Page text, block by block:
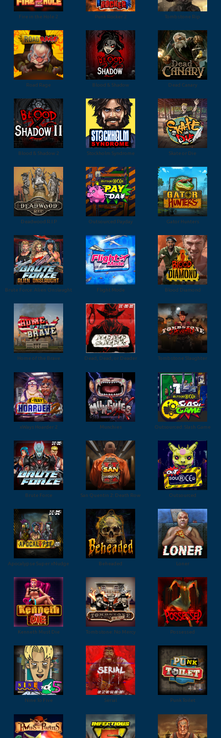
Fire in the Hole 2 Punk Rocker 2 Tombstone Rip
Road Rage Blood & Shadow Dead Canary
Blood & Shadow 2 Stockholm Syndrome Skate or Die
Deadwood R.I.P Outsourced Payday Gator Hunters
Brute Force: Alien Onslaught Flight Mode Blood Diamond
Home of the Brave Dead, Dead, or Deader Tombstone Slaughter
xWays Hoarder 2 Munchies Outsourced: Slash Game
Brute Force San Quentin 2: Death Row Outsourced
Apocalypse Super xNudge Beheaded Loner
Kenneth Must Die Tombstone: No Mercy Possessed
Nine To Five Serial Punk Toilet